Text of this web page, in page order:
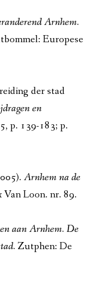
Arnhem.
Europese
der stad
en
p. 139-183; p.
Arnhem na de
Loon. nr. 89.
aan Arnhem. De
Zutphen: De